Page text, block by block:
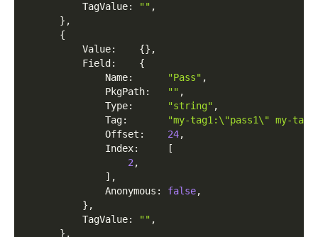
          TagValue
: "" ,
} ,
{
          Value
: {} ,
          Field
:
{
              Name
: "Pass" ,
              PkgPath
: "" ,
              Type
: "string" ,
              Tag
:
"my-tag1:\"pass1\" my-
              Offset
: 24,
              Index
:
[
2,
] ,
              Anonymous
: false,
} ,
          TagValue
: "" ,
} ,